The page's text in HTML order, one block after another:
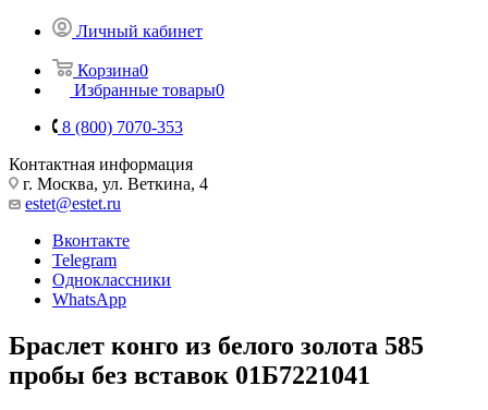
Личный кабинет
Корзина0
Избранные товары0
8 (800) 7070-353
Контактная информация
г. Москва, ул. Веткина, 4
estet@estet.ru
Вконтакте
Telegram
Одноклассники
WhatsApp
Браслет конго из белого золота 585
пробы без вставок 01Б7221041